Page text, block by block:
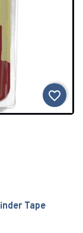
favorite_border
Tape